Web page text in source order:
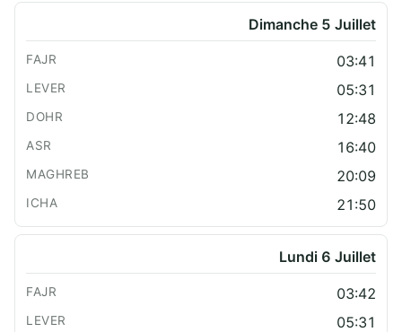
Dimanche 5 Juillet
03:41
05:31
12:48
16:40
20:09
21:50
Lundi 6 Juillet
03:42
05:31